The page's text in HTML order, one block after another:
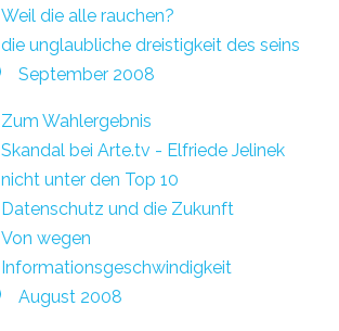
Weil die alle rauchen?
die unglaubliche dreistigkeit des seins
September 2008
Zum Wahlergebnis
Skandal bei Arte.tv - Elfriede Jelinek
nicht unter den Top 10
Datenschutz und die Zukunft
Von wegen
Informationsgeschwindigkeit
August 2008